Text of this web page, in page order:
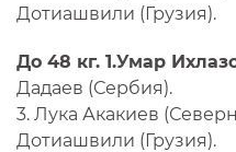
Дотиашвили (Грузия).
До 48 кг. 1.Умар
Дадаев (Сербия).
3. Лука Акакиев
Дотиашвили (Грузия).